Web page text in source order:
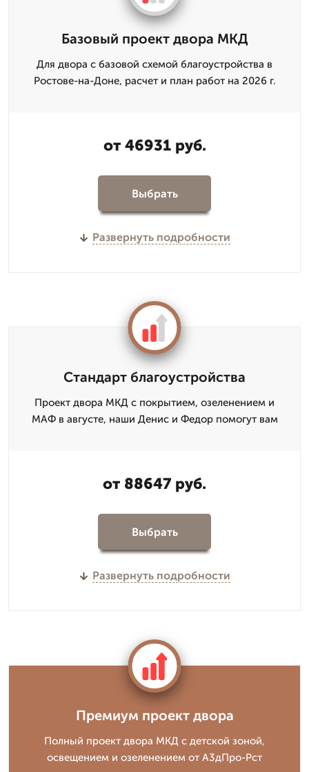
Базовый проект двора МКД
Для двора с базовой схемой благоустройства в
Ростове-на-Доне, расчет и план работ на 2026 г.
от 46931 руб.
Выбрать
Развернуть подробности
Стандарт благоустройства
Проект двора МКД с покрытием, озеленением и
МАФ в августе, наши Денис и Федор помогут вам
от 88647 руб.
Выбрать
Развернуть подробности
Премиум проект двора
Полный проект двора МКД с детской зоной,
освещением и озеленением от А3дПро-Рст